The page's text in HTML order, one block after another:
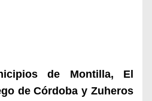
de Montilla, El
de Córdoba y Zuheros